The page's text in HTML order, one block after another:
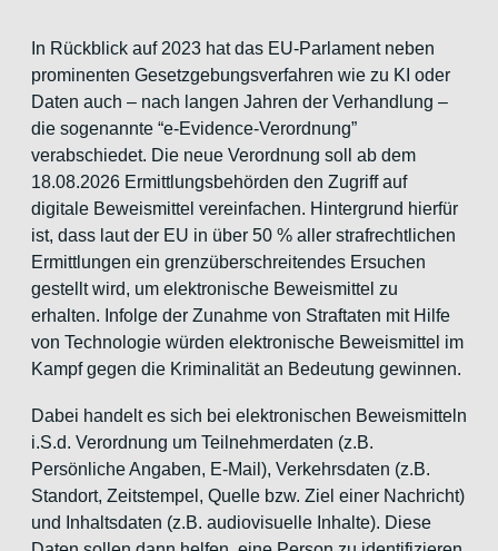
In Rückblick auf 2023 hat das EU-Parlament neben
prominenten Gesetzgebungsverfahren wie zu KI oder
Daten auch – nach langen Jahren der Verhandlung –
die sogenannte “e-Evidence-Verordnung”
verabschiedet. Die neue Verordnung soll ab dem
18.08.2026 Ermittlungsbehörden den Zugriff auf
digitale Beweismittel vereinfachen. Hintergrund hierfür
ist, dass laut der EU in über 50 % aller strafrechtlichen
Ermittlungen ein grenzüberschreitendes Ersuchen
gestellt wird, um elektronische Beweismittel zu
erhalten. Infolge der Zunahme von Straftaten mit Hilfe
von Technologie würden elektronische Beweismittel im
Kampf gegen die Kriminalität an Bedeutung gewinnen.
Dabei handelt es sich bei elektronischen Beweismitteln
i.S.d. Verordnung um Teilnehmerdaten (z.B.
Persönliche Angaben, E-Mail), Verkehrsdaten (z.B.
Standort, Zeitstempel, Quelle bzw. Ziel einer Nachricht)
und Inhaltsdaten (z.B. audiovisuelle Inhalte). Diese